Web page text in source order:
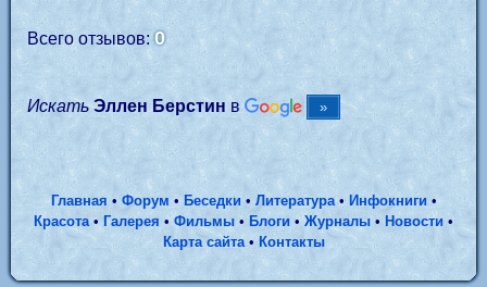
Всего отзывов:0
Искать Эллен Берстинв
Главная • Форум • Беседки• Литература• Инфокниги •
Красота• Галерея • Фильмы •Блоги • Журналы • Новости •
Карта сайта• Контакты